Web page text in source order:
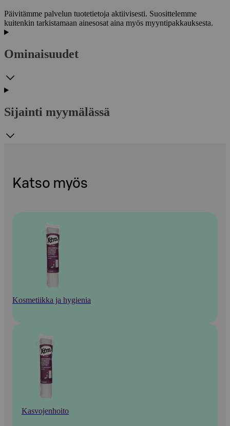
Päivitämme palvelun tuotetietoja aktiivisesti. Suosittelemme
kuitenkin tarkistamaan ainesosat aina myös myyntipakkauksesta.
Ominaisuudet
Sijainti myymälässä
Katso myös
Kosmetiikka ja hygienia
Kasvojenhoito